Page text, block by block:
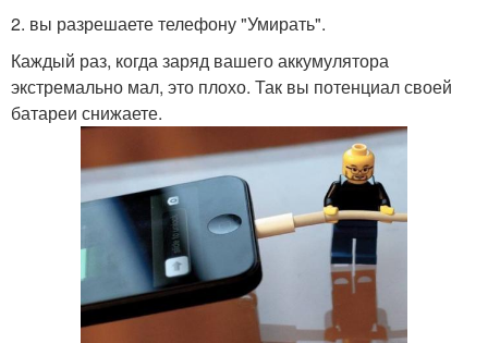
2. вы разрешаете телефону "Умирать".
Каждый раз, когда заряд вашего аккумулятора
экстремально мал, это плохо. Так вы потенциал своей
батареи снижаете.